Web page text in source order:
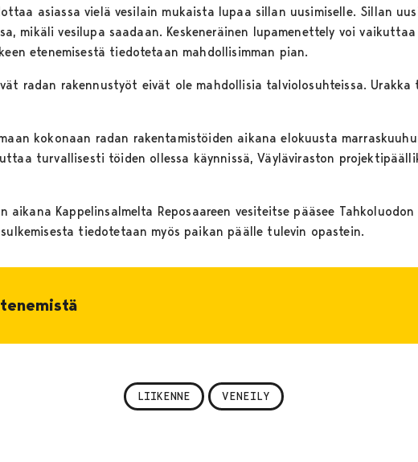
asiassa vielä vesilain mukaista lupaa sillan uusimiselle. Sillan
mikäli vesilupa saadaan. Keskeneräinen lupamenettely voi vaikuttaa
etenemisestä tiedotetaan mahdollisimman pian.
radan rakennustyöt eivät ole mahdollisia talviolosuhteissa.
kokonaan radan rakentamistöiden aikana elokuusta
turvallisesti töiden ollessa käynnissä, Väyläviraston
aikana Kappelinsalmelta Reposaareen vesiteitse pääsee
tiedotetaan myös paikan päälle tulevin opastein.
LIIKENNE VENEILY